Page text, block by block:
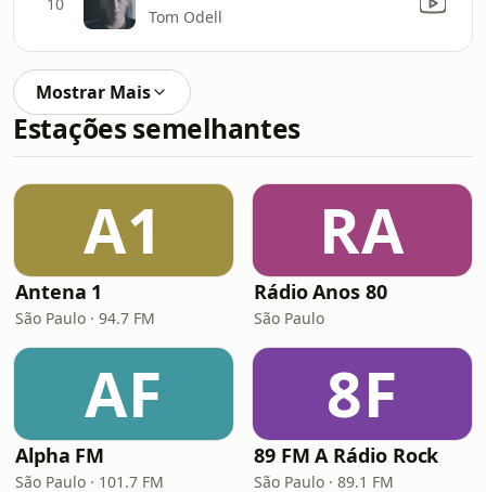
Tom Odell
Mostrar Mais
Estações semelhantes
A1
Antena 1
São Paulo · 94.7 FM
RA
Rádio Anos 80
São Paulo
AF
Alpha FM
São Paulo · 101.7 FM
8F
89 FM A Rádio Rock
São Paulo · 89.1 FM